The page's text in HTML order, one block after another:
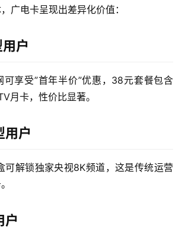
广电卡呈现出差异化价值：
户
可享受”首年半价”优惠，38元套餐包含
月卡，性价比显著。
用户
可解锁独家央视8K频道，这是传统运营
户